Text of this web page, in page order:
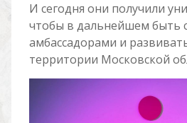
И сегодня они получили
чтобы в дальнейшем быть
амбассадорами и
территории Московской